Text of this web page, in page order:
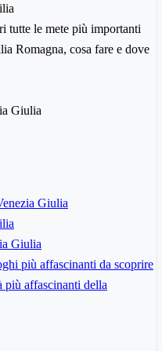
tutte le mete più importanti
Romagna, cosa fare e dove
Giulia
Giulia
Giulia
più affascinanti da scoprire
più affascinanti della